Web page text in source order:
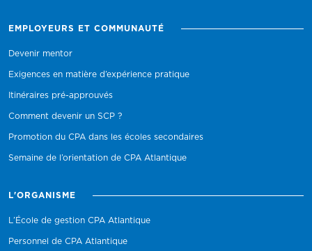
EMPLOYEURS ET COMMUNAUTÉ
Devenir mentor
Exigences en matière d’expérience pratique
Itinéraires pré-approuvés
Comment devenir un SCP ?
Promotion du CPA dans les écoles secondaires
Semaine de l’orientation de CPA Atlantique
L'ORGANISME
L’École de gestion CPA Atlantique
Personnel de CPA Atlantique